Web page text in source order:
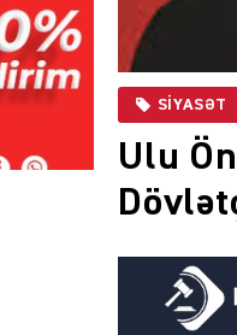
SIYASƏT
Ulu